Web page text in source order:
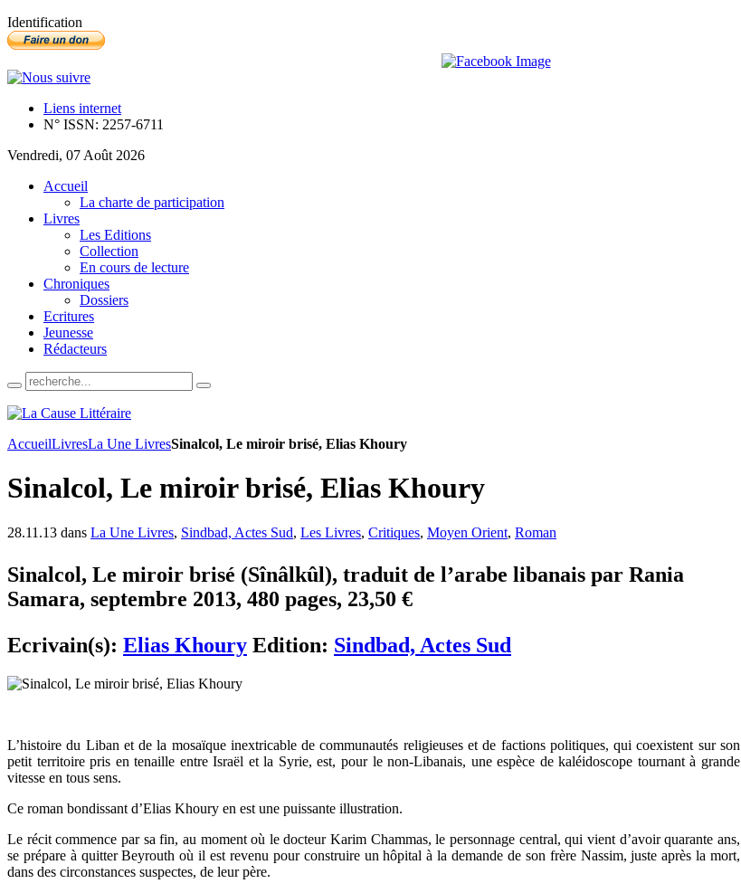
Identification
Liens internet
N° ISSN: 2257-6711
Vendredi, 07 Août 2026
Accueil
La charte de participation
Livres
Les Editions
Collection
En cours de lecture
Chroniques
Dossiers
Ecritures
Jeunesse
Rédacteurs
AccueilLivresLa Une LivresSinalcol, Le miroir brisé, Elias Khoury
Sinalcol, Le miroir brisé, Elias Khoury
28.11.13 dans La Une Livres, Sindbad, Actes Sud, Les Livres, Critiques, Moyen Orient, Roman
Sinalcol, Le miroir brisé (Sînâlkûl), traduit de l’arabe libanais par Rania
Samara, septembre 2013, 480 pages, 23,50 €
Ecrivain(s): Elias Khoury Edition: Sindbad, Actes Sud
L’histoire du Liban et de la mosaïque inextricable de communautés religieuses et de factions politiques, qui coexistent sur son
petit territoire pris en tenaille entre Israël et la Syrie, est, pour le non-Libanais, une espèce de kaléidoscope tournant à grande
vitesse en tous sens.
Ce roman bondissant d’Elias Khoury en est une puissante illustration.
Le récit commence par sa fin, au moment où le docteur Karim Chammas, le personnage central, qui vient d’avoir quarante ans,
se prépare à quitter Beyrouth où il est revenu pour construire un hôpital à la demande de son frère Nassim, juste après la mort,
dans des circonstances suspectes, de leur père.